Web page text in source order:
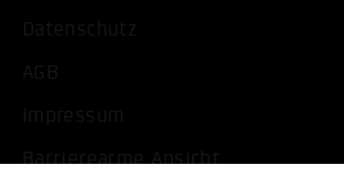
Datenschutz
AGB
Impressum
Barrierearme Ansicht